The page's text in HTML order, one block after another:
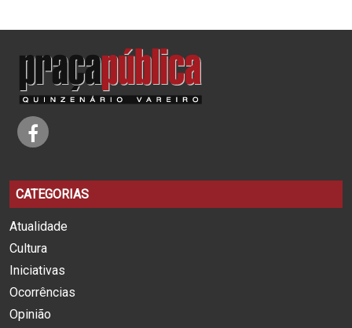
CATEGORIAS
Atualidade
Cultura
Iniciativas
Ocorrências
Opinião